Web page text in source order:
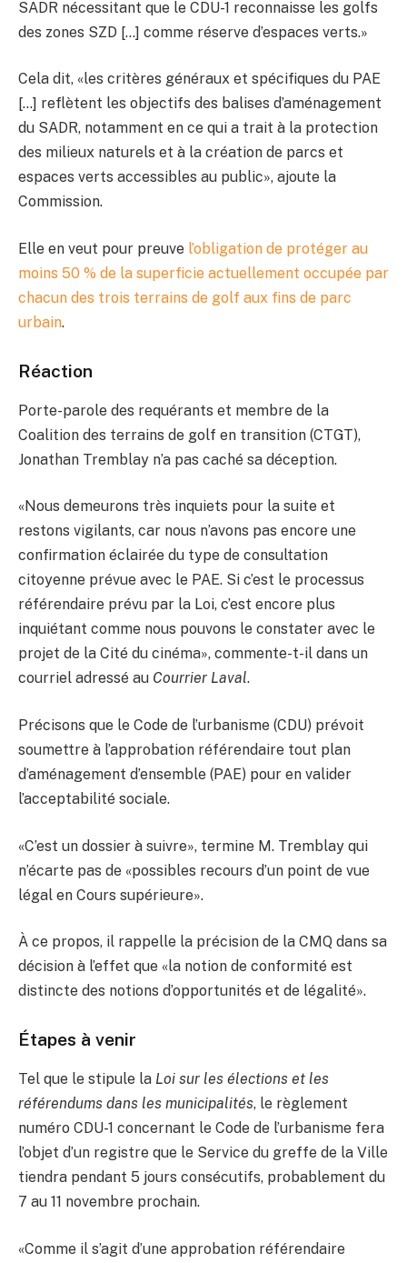
SADR nécessitant que le CDU-1 reconnaisse les golfs
des zones SZD […] comme réserve d’espaces verts.»
Cela dit, «les critères généraux et spécifiques du PAE
[…] reflètent les objectifs des balises d’aménagement
du SADR, notamment en ce qui a trait à la protection
des milieux naturels et à la création de parcs et
espaces verts accessibles au public», ajoute la
Commission.
Elle en veut pour preuve l’obligation de protéger au
moins 50 % de la superficie actuellement occupée par
chacun des trois terrains de golf aux fins de parc
urbain.
Réaction
Porte-parole des requérants et membre de la
Coalition des terrains de golf en transition (CTGT),
Jonathan Tremblay n’a pas caché sa déception.
«Nous demeurons très inquiets pour la suite et
restons vigilants, car nous n’avons pas encore une
confirmation éclairée du type de consultation
citoyenne prévue avec le PAE. Si c’est le processus
référendaire prévu par la Loi, c’est encore plus
inquiétant comme nous pouvons le constater avec le
projet de la Cité du cinéma», commente-t-il dans un
courriel adressé au Courrier Laval.
Précisons que le Code de l’urbanisme (CDU) prévoit
soumettre à l’approbation référendaire tout plan
d’aménagement d’ensemble (PAE) pour en valider
l’acceptabilité sociale.
«C’est un dossier à suivre», termine M. Tremblay qui
n’écarte pas de «possibles recours d’un point de vue
légal en Cours supérieure».
À ce propos, il rappelle la précision de la CMQ dans sa
décision à l’effet que «la notion de conformité est
distincte des notions d’opportunités et de légalité».
Étapes à venir
Tel que le stipule la Loi sur les élections et les
référendums dans les municipalités, le règlement
numéro CDU-1 concernant le Code de l’urbanisme fera
l’objet d’un registre que le Service du greffe de la Ville
tiendra pendant 5 jours consécutifs, probablement du
7 au 11 novembre prochain.
«Comme il s’agit d’une approbation référendaire